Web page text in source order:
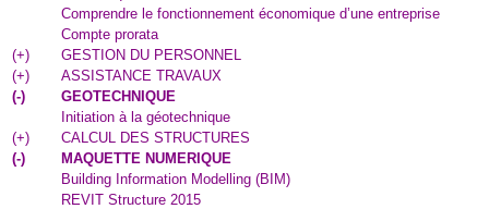
Comprendre le fonctionnement économique d’une entreprise
Compte prorata
(+)
GESTION DU PERSONNEL
(+)
ASSISTANCE TRAVAUX
(-)
GEOTECHNIQUE
Initiation à la géotechnique
(+)
CALCUL DES STRUCTURES
(-)
MAQUETTE NUMERIQUE
Building Information Modelling (BIM)
REVIT Structure 2015